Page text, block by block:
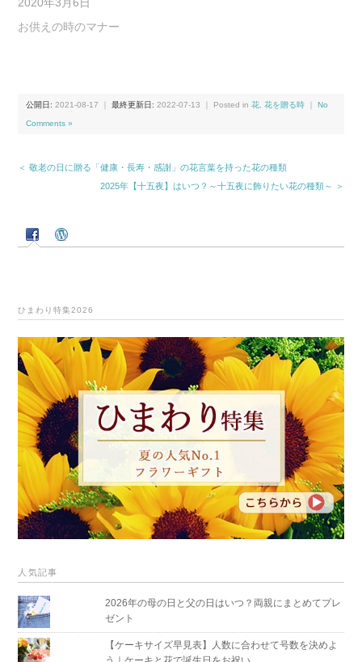
お供えの時のマナー
公開日:2021-08-17 ｜最終更新日:2022-07-13 ｜ Posted in花 ,花を贈る時 ｜No
Comments »
＜ 敬老の日に贈る「健康・長寿・感謝」の花言葉を持った花の種類
2025年【十五夜】はいつ？～十五夜に飾りたい花の種類～ ＞
ひまわり特集2026
人気記事
2026年の母の日と父の日はいつ？両親にまとめてプレ
ゼント
【ケーキサイズ早見表】人数に合わせて号数を決めよ